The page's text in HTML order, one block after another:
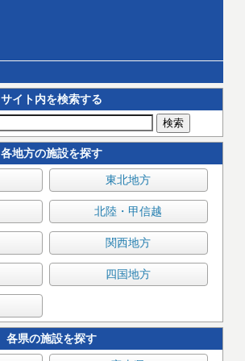
サイト内を検索する
各地方の施設を探す
東北地方
北陸・甲信越
関西地方
四国地方
各県の施設を探す